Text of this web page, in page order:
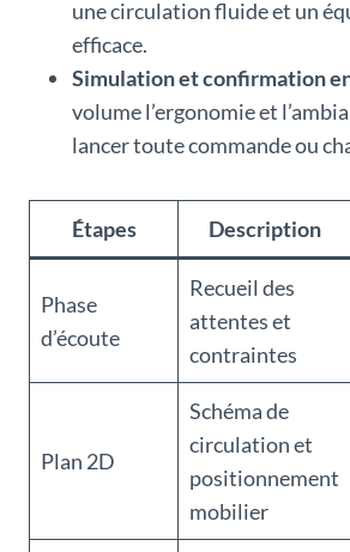
une circulation fluide et un
efficace.
Simulation et confirmation
volume l’ergonomie et
lancer toute commande ou
Étapes Description
Phase
d’écoute
Recueil des
attentes et
contraintes
Plan 2D
Schéma de
circulation et
positionnement
mobilier